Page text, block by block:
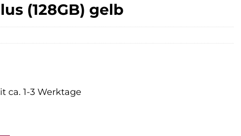
(128GB) gelb
ca. 1-3 Werktage